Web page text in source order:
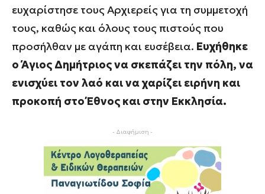
ευχαρίστησε τους Αρχιερείς για τη συμμετοχή
τους, καθώς και όλους τους πιστούς που
προσήλθαν με αγάπη και ευσέβεια. Ευχήθηκε
ο Άγιος Δημήτριος να σκεπάζει την πόλη, να
ενισχύει τον λαό και να χαρίζει ειρήνη και
προκοπή στο Έθνος και στην Εκκλησία.
- Διαφήμιση -